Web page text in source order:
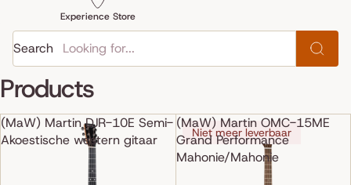
Experience Store
Search
Products
(MaW) Martin DJR-10E Semi-
Akoestische western gitaar
(MaW) Martin OMC-15ME
Grand Performance
Mahonie/Mahonie
Niet meer leverbaar